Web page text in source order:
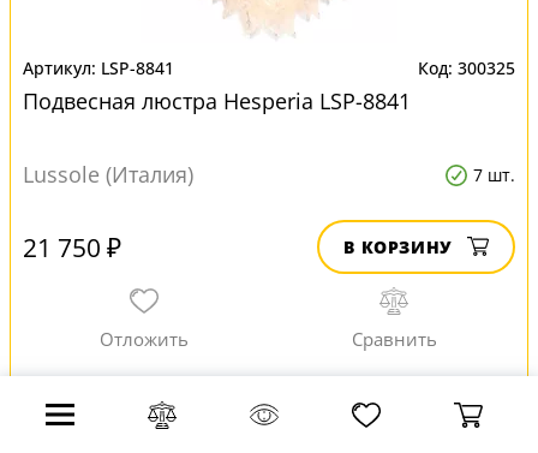
LSP-8841 300325
Подвесная люстра Hesperia LSP-8841
Lussole (Италия) 7 шт.
21 750 ₽ В КОРЗИНУ